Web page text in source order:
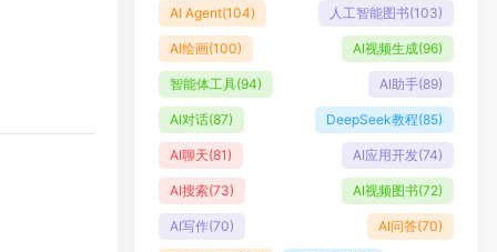
AI Agent(104) 人工智能图书(103)
AI绘画(100) AI视频生成(96)
智能体工具(94) AI助手(89)
AI对话(87) DeepSeek教程(85)
AI聊天(81) AI应用开发(74)
AI搜索(73) AI视频图书(72)
AI写作(70) AI问答(70)